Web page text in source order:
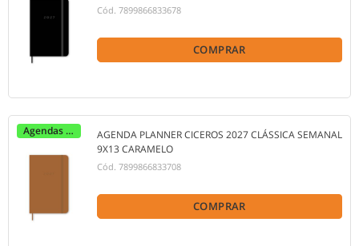
Cód. 7899866833678
COMPRAR
Agendas 2027
AGENDA PLANNER CICEROS 2027 CLÁSSICA SEMANAL
9X13 CARAMELO
Cód. 7899866833708
COMPRAR